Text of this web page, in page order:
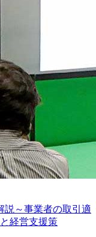
説～事業者の取引適
経営支援策